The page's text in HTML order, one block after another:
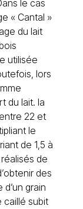
le cas
« Cantal »
du lait
utilisée
lors
du lait. la
22 et
le
de 1,5 à
de
des
grain
caillé subit